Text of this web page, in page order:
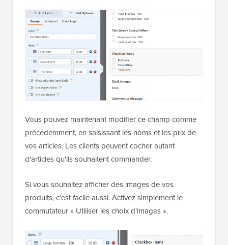
Vous pouvez maintenant modifier ce champ comme
précédemment, en saisissant les noms et les prix de
vos articles. Les clients peuvent cocher autant
d'articles qu'ils souhaitent commander.
Si vous souhaitez afficher des images de vos
produits, c'est facile aussi. Activez simplement le
commutateur « Utiliser les choix d'images ».